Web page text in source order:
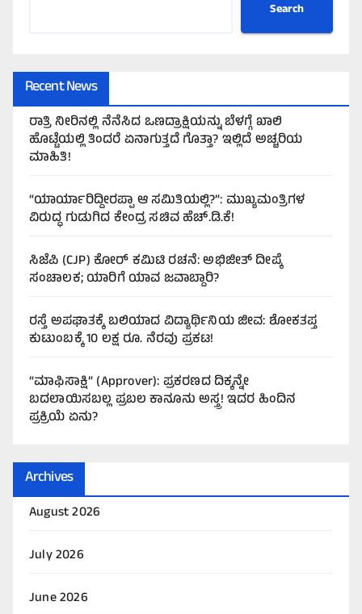
Search
Recent News
ರಾತ್ರಿ ನೀರಿನಲ್ಲಿ ನೆನೆಸಿದ ಒಣದ್ರಾಕ್ಷಿಯನ್ನು ಬೆಳಗ್ಗೆ ಖಾಲಿ
ಹೊಟ್ಟೆಯಲ್ಲಿ ತಿಂದರೆ ಏನಾಗುತ್ತದೆ ಗೊತ್ತಾ? ಇಲ್ಲಿದೆ ಅಚ್ಚರಿಯ
ಮಾಹಿತಿ!
“ಯಾರ್ಯಾರಿದ್ದೀರಪ್ಪಾ ಆ ಸಮಿತಿಯಲ್ಲಿ?”: ಮುಖ್ಯಮಂತ್ರಿಗಳ
ವಿರುದ್ಧ ಗುಡುಗಿದ ಕೇಂದ್ರ ಸಚಿವ ಹೆಚ್.ಡಿ.ಕೆ!
ಸಿಜೆಪಿ (CJP) ಕೋರ್ ಕಮಿಟಿ ರಚನೆ: ಅಭಿಜೀತ್ ದೀಪ್ಕೆ
ಸಂಚಾಲಕ; ಯಾರಿಗೆ ಯಾವ ಜವಾಬ್ದಾರಿ?
ರಸ್ತೆ ಅಪಘಾತಕ್ಕೆ ಬಲಿಯಾದ ವಿದ್ಯಾರ್ಥಿನಿಯ ಜೀವ: ಶೋಕತಪ್ತ
ಕುಟುಂಬಕ್ಕೆ 10 ಲಕ್ಷ ರೂ. ನೆರವು ಪ್ರಕಟ!
“ಮಾಫಿಸಾಕ್ಷಿ” (Approver): ಪ್ರಕರಣದ ದಿಕ್ಕನ್ನೇ
ಬದಲಾಯಿಸಬಲ್ಲ ಪ್ರಬಲ ಕಾನೂನು ಅಸ್ತ್ರ! ಇದರ ಹಿಂದಿನ
ಪ್ರಕ್ರಿಯೆ ಏನು?
Archives
August 2026
July 2026
June 2026